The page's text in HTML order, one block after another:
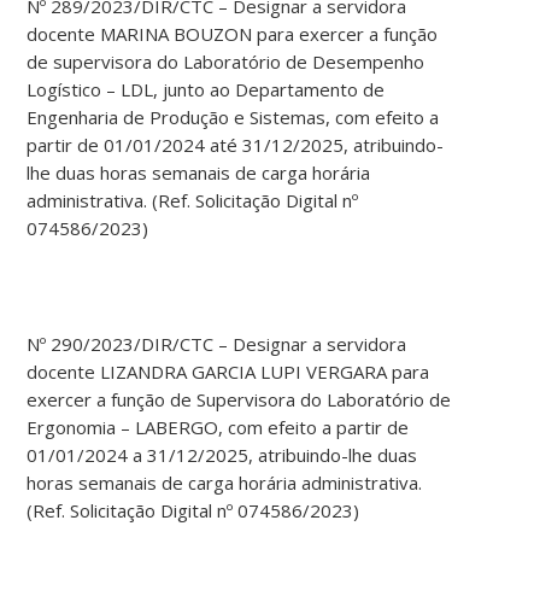
Nº 289/2023/DIR/CTC – Designar a servidora
docente MARINA BOUZON para exercer a função
de supervisora do Laboratório de Desempenho
Logístico – LDL, junto ao Departamento de
Engenharia de Produção e Sistemas, com efeito a
partir de 01/01/2024 até 31/12/2025, atribuindo-
lhe duas horas semanais de carga horária
administrativa. (Ref. Solicitação Digital nº
074586/2023)
Nº 290/2023/DIR/CTC – Designar a servidora
docente LIZANDRA GARCIA LUPI VERGARA para
exercer a função de Supervisora do Laboratório de
Ergonomia – LABERGO, com efeito a partir de
01/01/2024 a 31/12/2025, atribuindo-lhe duas
horas semanais de carga horária administrativa.
(Ref. Solicitação Digital nº 074586/2023)